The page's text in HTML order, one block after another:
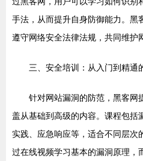
手法，从而提升自身防御能力。黑
遵守网络安全法律法规，共同维护
三、安全培训：从入门到精通
针对网站漏洞的防范，黑客网
盖从基础到高级的内容。课程包括
实践、应急响应等，适合不同层次
过在线视频学习基本的漏洞原理，